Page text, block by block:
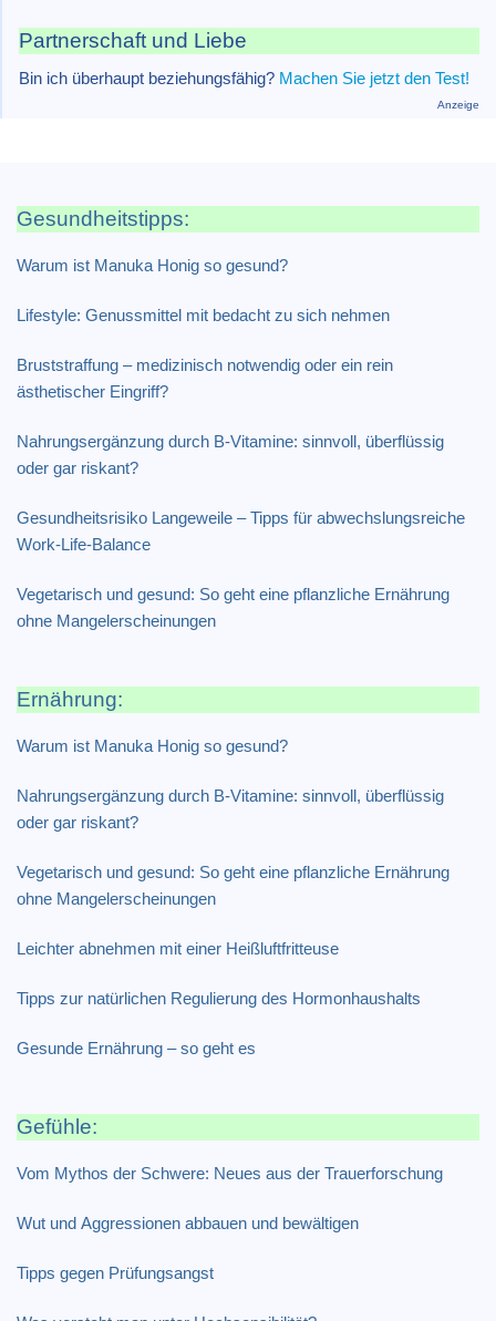
Partnerschaft und Liebe
Bin ich überhaupt beziehungsfähig? Machen Sie jetzt den Test!
Anzeige
Gesundheitstipps:
Warum ist Manuka Honig so gesund?
Lifestyle: Genussmittel mit bedacht zu sich nehmen
Bruststraffung – medizinisch notwendig oder ein rein
ästhetischer Eingriff?
Nahrungsergänzung durch B-Vitamine: sinnvoll, überflüssig
oder gar riskant?
Gesundheitsrisiko Langeweile – Tipps für abwechslungsreiche
Work-Life-Balance
Vegetarisch und gesund: So geht eine pflanzliche Ernährung
ohne Mangelerscheinungen
Ernährung:
Warum ist Manuka Honig so gesund?
Nahrungsergänzung durch B-Vitamine: sinnvoll, überflüssig
oder gar riskant?
Vegetarisch und gesund: So geht eine pflanzliche Ernährung
ohne Mangelerscheinungen
Leichter abnehmen mit einer Heißluftfritteuse
Tipps zur natürlichen Regulierung des Hormonhaushalts
Gesunde Ernährung – so geht es
Gefühle:
Vom Mythos der Schwere: Neues aus der Trauerforschung
Wut und Aggressionen abbauen und bewältigen
Tipps gegen Prüfungsangst